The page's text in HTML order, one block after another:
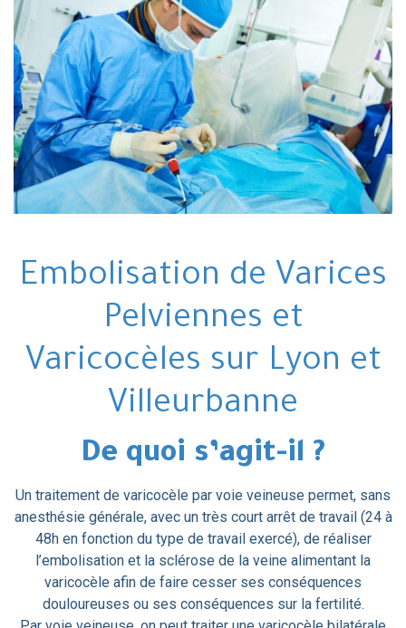
Embolisation de Varices
Pelviennes et
Varicocèles sur Lyon et
Villeurbanne
De quoi s’agit-il ?
Un traitement de varicocèle par voie veineuse permet, sans
anesthésie générale, avec un très court arrêt de travail (24 à
48h en fonction du type de travail exercé), de réaliser
l’embolisation et la sclérose de la veine alimentant la
varicocèle afin de faire cesser ses conséquences
douloureuses ou ses conséquences sur la fertilité.